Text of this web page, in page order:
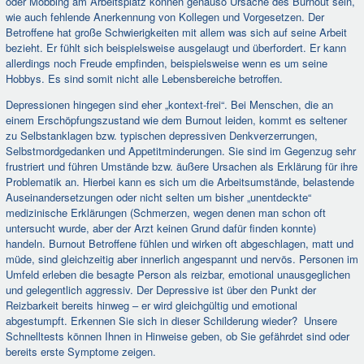
wie auch fehlende Anerkennung von Kollegen und Vorgesetzen. Der
Betroffene hat große Schwierigkeiten mit allem was sich auf seine Arbeit
bezieht. Er fühlt sich beispielsweise ausgelaugt und überfordert. Er kann
allerdings noch Freude empfinden, beispielsweise wenn es um seine
Hobbys. Es sind somit nicht alle Lebensbereiche betroffen.
Depressionen hingegen sind eher „kontext-frei“. Bei Menschen, die an
einem Erschöpfungszustand wie dem Burnout leiden, kommt es seltener
zu Selbstanklagen bzw. typischen depressiven Denkverzerrungen,
Selbstmordgedanken und Appetitminderungen. Sie sind im Gegenzug sehr
frustriert und führen Umstände bzw. äußere Ursachen als Erklärung für ihre
Problematik an. Hierbei kann es sich um die Arbeitsumstände, belastende
Auseinandersetzungen oder nicht selten um bisher „unentdeckte“
medizinische Erklärungen (Schmerzen, wegen denen man schon oft
untersucht wurde, aber der Arzt keinen Grund dafür finden konnte)
handeln. Burnout Betroffene fühlen und wirken oft abgeschlagen, matt und
müde, sind gleichzeitig aber innerlich angespannt und nervös. Personen im
Umfeld erleben die besagte Person als reizbar, emotional unausgeglichen
und gelegentlich aggressiv. Der Depressive ist über den Punkt der
Reizbarkeit bereits hinweg – er wird gleichgültig und emotional
abgestumpft. Erkennen Sie sich in dieser Schilderung wieder? Unsere
Schnelltests können Ihnen in Hinweise geben, ob Sie gefährdet sind oder
bereits erste Symptome zeigen.